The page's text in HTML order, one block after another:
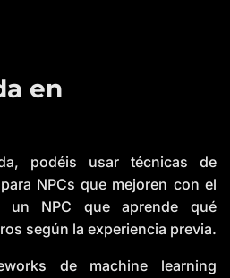
en
podéis usar técnicas de
NPCs que mejoren con el
un NPC que aprende qué
según la experiencia previa.
de machine learning